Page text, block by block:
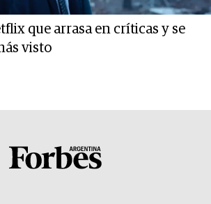
que arrasa en críticas y se
visto